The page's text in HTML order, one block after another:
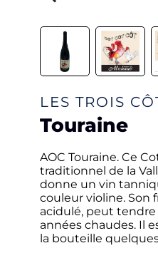
LES TROIS
Touraine
AOC Touraine. Ce
traditionnel de la
donne un vin
couleur violine. Son
acidulé, peut
années chaudes. Il
la bouteille